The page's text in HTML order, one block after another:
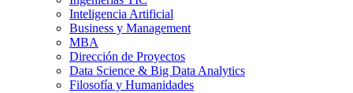
Inteligencia Artificial
Business y Management
MBA
Dirección de Proyectos
Data Science & Big Data Analytics
Filosofía y Humanidades